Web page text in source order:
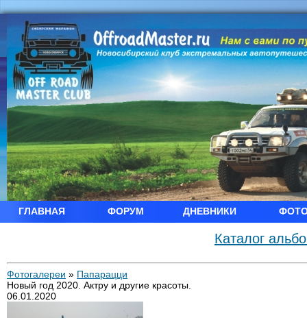
ГЛАВНАЯ ФОРУМ ДНЕВНИКИ
Каталог
Фотогалереи » Папарацци
Новый год 2020. Актру и другие красоты.
06.01.2020